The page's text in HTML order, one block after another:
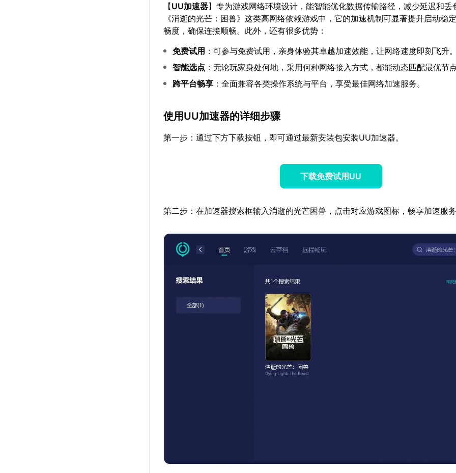
【UU加速器】专为游戏网络环境设计，能智能优化数据传输路径，减少延迟和丢
《消逝的光芒：困兽》这类高网络依赖游戏中，它的加速机制可显著提升启动稳
畅度，确保连接顺畅。此外，还有很多优势：
免费试用 ：可参与免费试用，亲身体验其卓越加速效能，让网络速度即刻飞升
智能选点 ：无论玩家身处何地，采用何种网络接入方式，都能动态匹配最优节
跨平台畅享 ：全面兼容各类操作系统与平台，享受最佳网络加速服务。
使用UU加速器的详细步骤
第一步：通过下方下载按钮，即可通过最新安装包安装UU加速器。
下载免费试用UU
第二步：在加速器搜索框输入消逝的光芒困兽，点击对应游戏图标，畅享加速服